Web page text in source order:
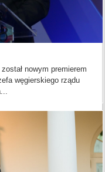
nowym premierem
węgierskiego rządu